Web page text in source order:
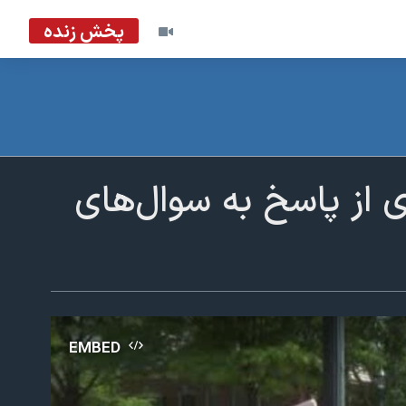
پخش زنده
از پاسخ به سوال‌های
EMBED